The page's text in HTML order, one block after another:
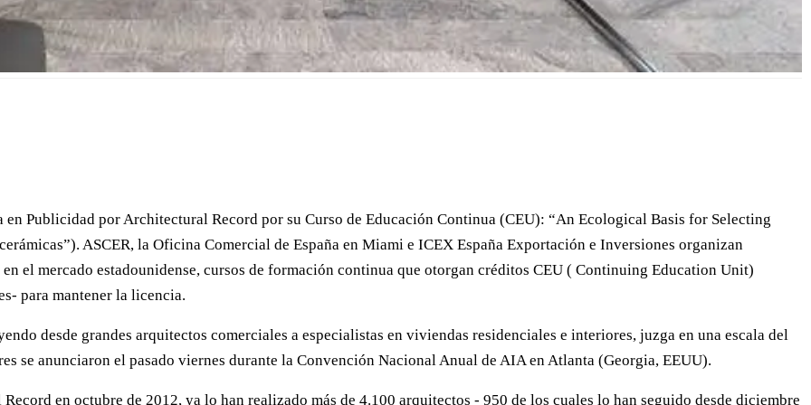
Publicidad por Architectural Record por su Curso de Educación Continua (CEU): “An Ecological Basis for Selecting
ASCER, la Oficina Comercial de España en Miami e ICEX España Exportación e Inversiones organizan
el mercado estadounidense, cursos de formación continua que otorgan créditos CEU ( Continuing Education Unit)
para mantener la licencia.
desde grandes arquitectos comerciales a especialistas en viviendas residenciales e interiores, juzga en una escala del
se anunciaron el pasado viernes durante la Convención Nacional Anual de AIA en Atlanta (Georgia, EEUU).
en octubre de 2012, ya lo han realizado más de 4.100 arquitectos - 950 de los cuales lo han seguido desde diciembre